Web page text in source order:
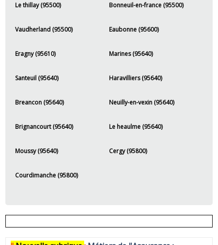
Le thillay (95500) Bonneuil-en-france (95500)
Vaudherland (95500) Eaubonne (95600)
Eragny (95610) Marines (95640)
Santeuil (95640) Haravilliers (95640)
Breancon (95640) Neuilly-en-vexin (95640)
Brignancourt (95640) Le heaulme (95640)
Moussy (95640) Cergy (95800)
Courdimanche (95800)